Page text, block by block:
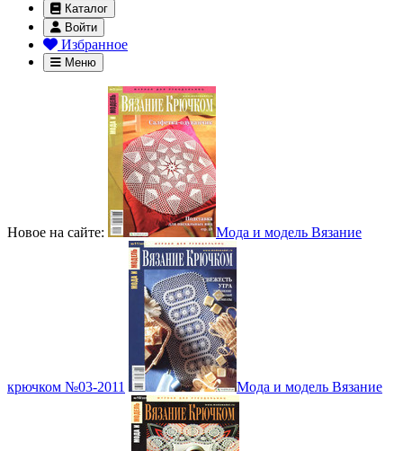
Каталог
Войти
Избранное
Меню
Новое на сайте: Мода и модель Вязание
крючком №03-2011 Мода и модель Вязание